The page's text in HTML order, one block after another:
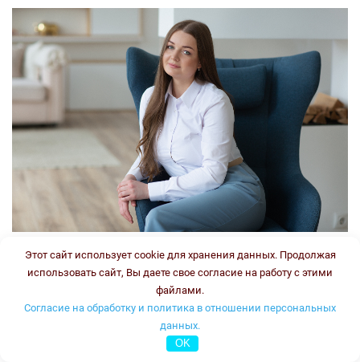
Врач-генетик, врач клинической лабораторной
диагностики
Стаж:
Этот сайт использует cookie для хранения данных. Продолжая
использовать сайт, Вы даете свое согласие на работу с этими
файлами.
Согласие на обработку и политика в отношении персональных
данных.
OK